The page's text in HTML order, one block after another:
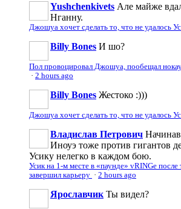
Yushchenkivets Але майже
Нганну.
Джошуа хочет сделать то, что не удалось
Billy Bones И шо?
Пол провоцировал Джошуа, пообещал
· 2 hours ago
Billy Bones Жестоко :)))
Джошуа хочет сделать то, что не удалось
Владислав Петрович
Иноуэ тоже против гигантов
Усику нелегко в каждом бою.
Усик на 1-м месте в «паунде» vRINGe
завершил карьеру · 2 hours ago
Ярославчик Ты видел?